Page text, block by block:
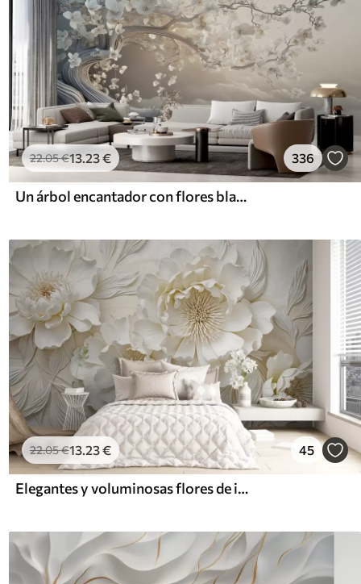
22.05€13.23€ 336
Un árbol encantador con flores blancas contra el fondo de nubes en un estilo interesante en delicados colores cálidos
22.05€13.23€ 45
Elegantes y voluminosas flores de imitación de peonía blanca con suaves pétalos y centros amarillo pastel, sobre un fondo claro